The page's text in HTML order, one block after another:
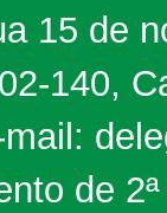
15 de
140,
de